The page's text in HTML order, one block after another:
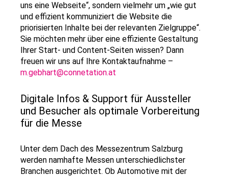
uns eine Webseite“, sondern vielmehr um „wie gut
und effizient kommuniziert die Website die
priorisierten Inhalte bei der relevanten Zielgruppe“.
Sie möchten mehr über eine effiziente Gestaltung
Ihrer Start- und Content-Seiten wissen? Dann
freuen wir uns auf Ihre Kontaktaufnahme –
m.gebhart@connetation.at
Digitale Infos & Support für Aussteller
und Besucher als optimale Vorbereitung
für die Messe
Unter dem Dach des Messezentrum Salzburg
werden namhafte Messen unterschiedlichster
Branchen ausgerichtet. Ob Automotive mit der